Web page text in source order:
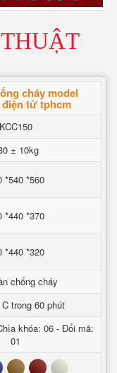
cháy model
điện tử tphcm
KCC150
± 10kg
*540 *560
*440 *370
*440 *320
chống cháy
trong 60 phút
khóa: 06 - Đổi mã:
01
Nâu Đỏ Trắng